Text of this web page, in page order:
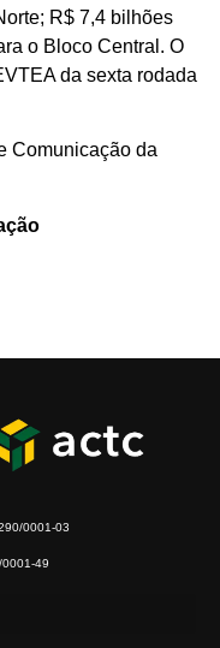
R$ 7,4 bilhões
o Bloco Central. O
da sexta rodada
Comunicação da
0001-03
49